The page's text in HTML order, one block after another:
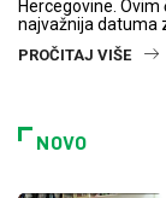
Hercegovine.
najvažnija datuma
PROČITAJ VIŠE
NOVO